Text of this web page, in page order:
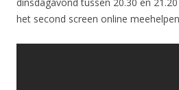
het second screen online